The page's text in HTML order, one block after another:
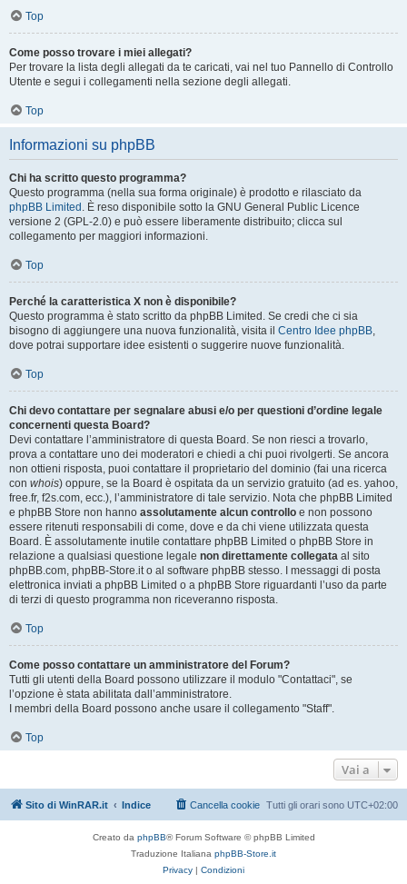
Top
Come posso trovare i miei allegati?
Per trovare la lista degli allegati da te caricati, vai nel tuo Pannello di Controllo
Utente e segui i collegamenti nella sezione degli allegati.
Top
Informazioni su phpBB
Chi ha scritto questo programma?
Questo programma (nella sua forma originale) è prodotto e rilasciato da
phpBB Limited . È reso disponibile sotto la GNU General Public Licence
versione 2 (GPL-2.0) e può essere liberamente distribuito; clicca sul
collegamento per maggiori informazioni.
Top
Perché la caratteristica X non è disponibile?
Questo programma è stato scritto da phpBB Limited. Se credi che ci sia
bisogno di aggiungere una nuova funzionalità, visita il Centro Idee phpBB,
dove potrai supportare idee esistenti o suggerire nuove funzionalità.
Top
Chi devo contattare per segnalare abusi e/o per questioni d’ordine legale
concernenti questa Board?
Devi contattare l’amministratore di questa Board. Se non riesci a trovarlo,
prova a contattare uno dei moderatori e chiedi a chi puoi rivolgerti. Se ancora
non ottieni risposta, puoi contattare il proprietario del dominio (fai una ricerca
con whois) oppure, se la Board è ospitata da un servizio gratuito (ad es. yahoo,
free.fr, f2s.com, ecc.), l’amministratore di tale servizio. Nota che phpBB Limited
e phpBB Store non hanno assolutamente alcun controllo e non possono
essere ritenuti responsabili di come, dove e da chi viene utilizzata questa
Board. È assolutamente inutile contattare phpBB Limited o phpBB Store in
relazione a qualsiasi questione legale non direttamente collegata al sito
phpBB.com, phpBB-Store.it o al software phpBB stesso. I messaggi di posta
elettronica inviati a phpBB Limited o a phpBB Store riguardanti l’uso da parte
di terzi di questo programma non riceveranno risposta.
Top
Come posso contattare un amministratore del Forum?
Tutti gli utenti della Board possono utilizzare il modulo "Contattaci", se
l’opzione è stata abilitata dall’amministratore.
I membri della Board possono anche usare il collegamento "Staff".
Top
Vai a
Sito di WinRAR.it Indice Tutti gli orari sono UTC+02:00
Cancella cookie
Creato da phpBB® Forum Software © phpBB Limited
Traduzione Italiana phpBB-Store.it
Privacy | Condizioni